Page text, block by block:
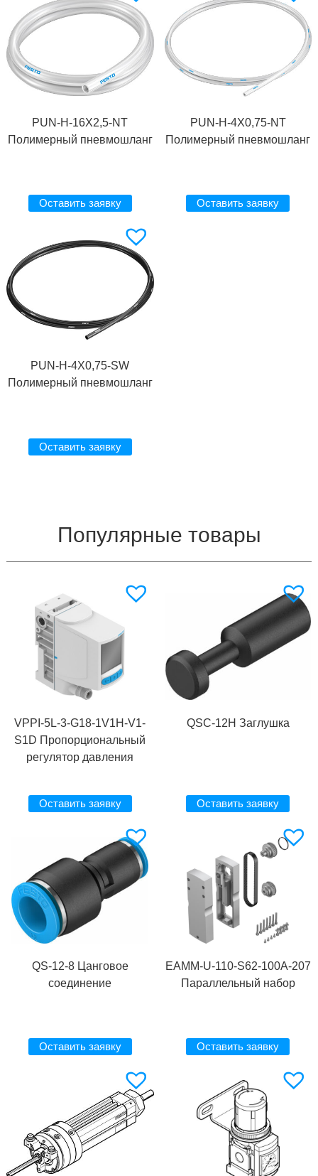
PUN-H-16X2,5-NT
Полимерный пневмошланг
Оставить заявку
PUN-H-4X0,75-NT
Полимерный пневмошланг
Оставить заявку
PUN-H-4X0,75-SW
Полимерный пневмошланг
Оставить заявку
Популярные товары
VPPI-5L-3-G18-1V1H-V1-
S1D Пропорциональный
регулятор давления
Оставить заявку
QSC-12H Заглушка
Оставить заявку
QS-12-8 Цанговое
соединение
Оставить заявку
EAMM-U-110-S62-100A-207
Параллельный набор
Оставить заявку